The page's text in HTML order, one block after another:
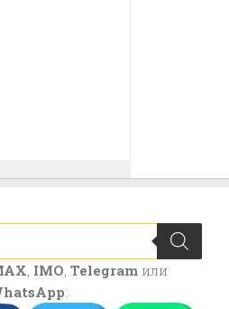
, IMO, Telegramили
: